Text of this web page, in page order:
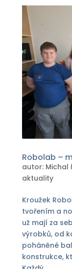
Robolab –
autor: Michal
aktuality
Kroužek
tvořením a
už mají za
výrobků, od
poháněné
konstrukce,